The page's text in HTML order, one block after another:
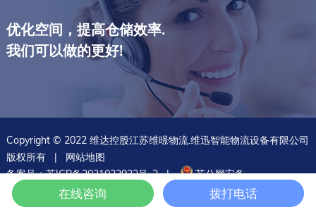
优化空间，提高仓储效率.
我们可以做的更好!
Copyright © 2022 维达控股江苏维暻物流.维迅智能物流设备有限公司
版权所有 | 网站地图
备案号：苏ICP备2021022932号-2|
苏公网安备
32011402011930| 技术支持: 网站建设
在线咨询 拨打电话